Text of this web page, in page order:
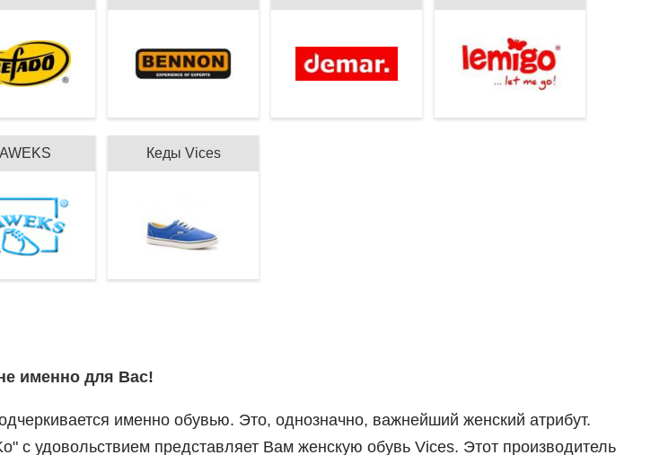
Кеды Vices
именно для Вас!
именно обувью. Это, однозначно, важнейший женский атрибут.
с удовольствием представляет Вам женскую обувь Vices. Этот производитель